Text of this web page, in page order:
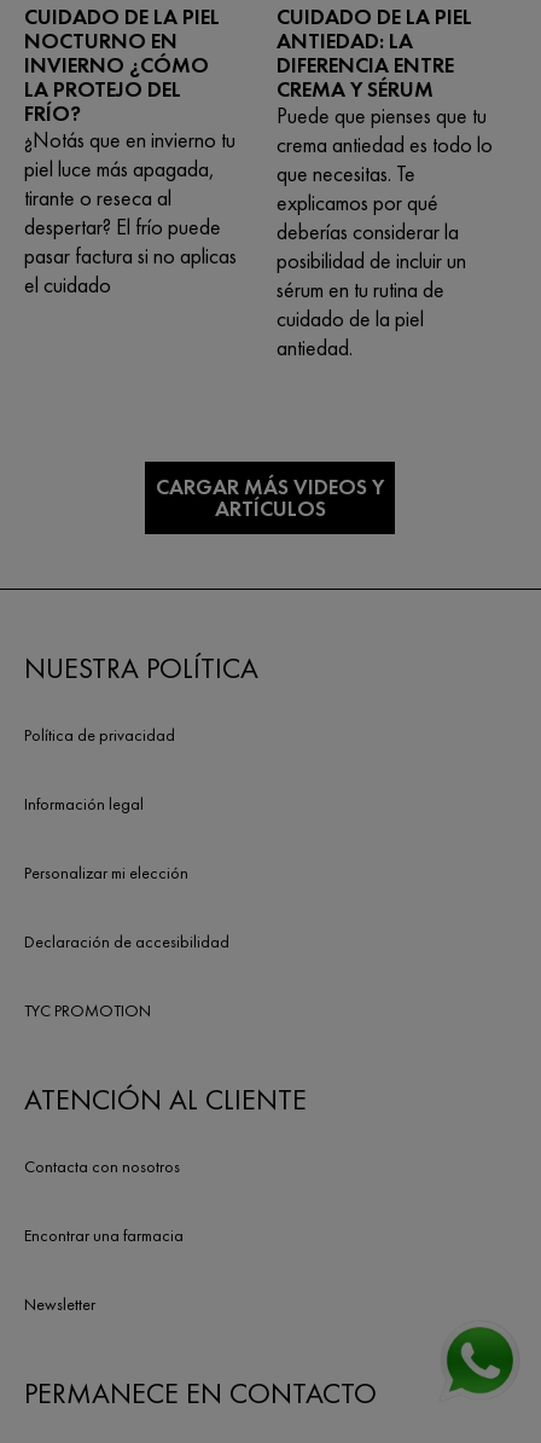
CUIDADO DE LA PIEL
NOCTURNO EN
INVIERNO ¿CÓMO
LA PROTEJO DEL
FRÍO?
¿Notás que en invierno tu
piel luce más apagada,
tirante o reseca al
despertar? El frío puede
pasar factura si no aplicas
el cuidado
CUIDADO DE LA PIEL
ANTIEDAD: LA
DIFERENCIA ENTRE
CREMA Y SÉRUM
Puede que pienses que tu
crema antiedad es todo lo
que necesitas. Te
explicamos por qué
deberías considerar la
posibilidad de incluir un
sérum en tu rutina de
cuidado de la piel
antiedad.
CARGAR MÁS VIDEOS Y
ARTÍCULOS
NUESTRA POLÍTICA
Política de privacidad
Información legal
Personalizar mi elección
Declaración de accesibilidad
TYC PROMOTION
ATENCIÓN AL CLIENTE
Contacta con nosotros
Encontrar una farmacia
Newsletter
PERMANECE EN CONTACTO